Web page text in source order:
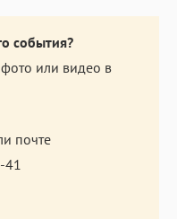
события?
или видео в
почте
41